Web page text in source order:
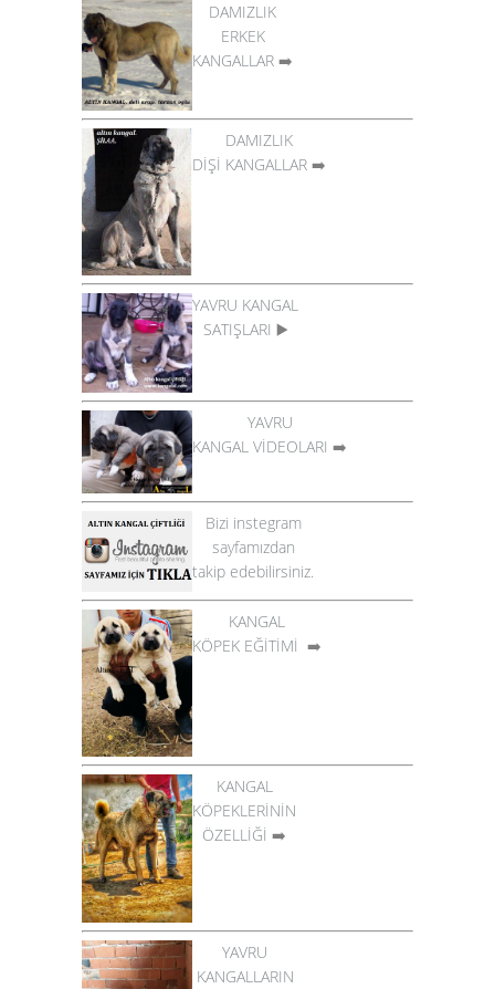
DAMIZLIK
ERKEK
KANGALLAR ➡️
DAMIZLIK
DİŞİ KANGALLAR ➡️
YAVRU KANGAL
SATIŞLARI ▶️
YAVRU
KANGAL VİDEOLARI ➡️
Bizi instegram
sayfamızdan
takip edebilirsiniz.
KANGAL
KÖPEK EĞİTİMİ ➡️
KANGAL
KÖPEKLERİNİN
ÖZELLİĞİ ➡️
YAVRU
KANGALLARIN